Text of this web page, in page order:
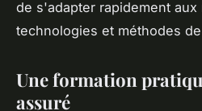
de s'adapter rapidement aux
technologies et méthodes
Une formation
assuré